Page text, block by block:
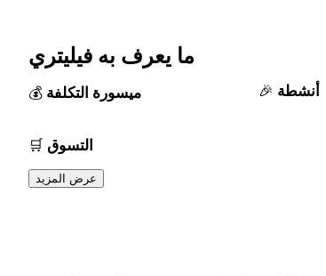
ما يعرف به فيليتري
ميسورة التكلفة أنشطة
التسوق
عرض المزيد